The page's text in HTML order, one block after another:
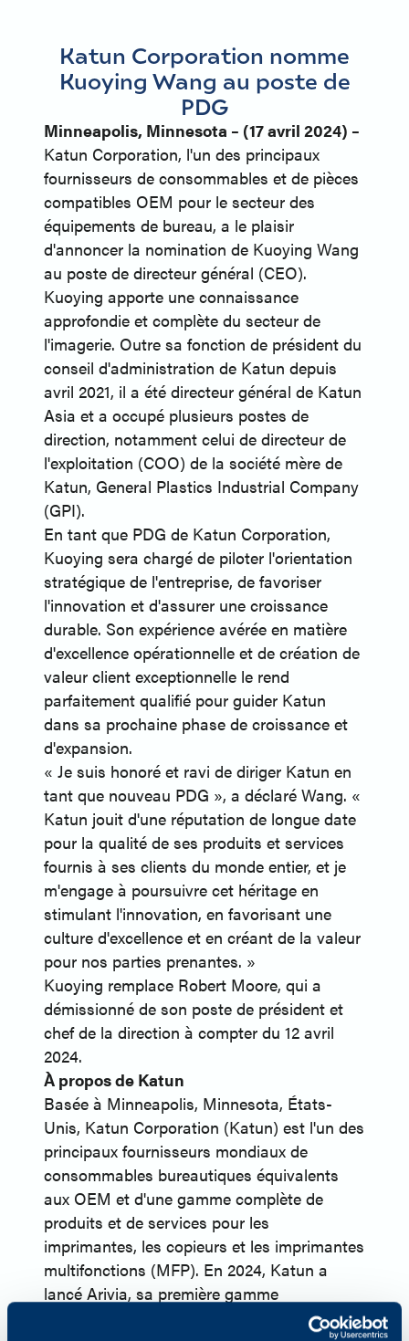
Katun Corporation nomme
Kuoying Wang au poste de
PDG
Minneapolis, Minnesota – (17 avril 2024) –
Katun Corporation, l'un des principaux
fournisseurs de consommables et de pièces
compatibles OEM pour le secteur des
équipements de bureau, a le plaisir
d'annoncer la nomination de Kuoying Wang
au poste de directeur général (CEO).
Kuoying apporte une connaissance
approfondie et complète du secteur de
l'imagerie. Outre sa fonction de président du
conseil d'administration de Katun depuis
avril 2021, il a été directeur général de Katun
Asia et a occupé plusieurs postes de
direction, notamment celui de directeur de
l'exploitation (COO) de la société mère de
Katun, General Plastics Industrial Company
(GPI).
En tant que PDG de Katun Corporation,
Kuoying sera chargé de piloter l'orientation
stratégique de l'entreprise, de favoriser
l'innovation et d'assurer une croissance
durable. Son expérience avérée en matière
d'excellence opérationnelle et de création de
valeur client exceptionnelle le rend
parfaitement qualifié pour guider Katun
dans sa prochaine phase de croissance et
d'expansion.
« Je suis honoré et ravi de diriger Katun en
tant que nouveau PDG », a déclaré Wang. «
Katun jouit d'une réputation de longue date
pour la qualité de ses produits et services
fournis à ses clients du monde entier, et je
m'engage à poursuivre cet héritage en
stimulant l'innovation, en favorisant une
culture d'excellence et en créant de la valeur
pour nos parties prenantes. »
Kuoying remplace Robert Moore, qui a
démissionné de son poste de président et
chef de la direction à compter du 12 avril
2024.
À propos de Katun
Basée à Minneapolis, Minnesota, États-
Unis, Katun Corporation (Katun) est l'un des
principaux fournisseurs mondiaux de
consommables bureautiques équivalents
aux OEM et d'une gamme complète de
produits et de services pour les
imprimantes, les copieurs et les imprimantes
multifonctions (MFP). En 2024, Katun a
lancé Arivia, sa première gamme
d'imprimantes multifonctions. Katun a plus